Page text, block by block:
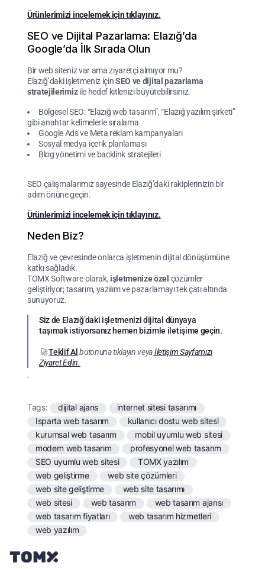
Ürünlerimizi incelemek için tıklayınız.
SEO ve Dijital Pazarlama: Elazığ’da
Google’da İlk Sırada Olun
Bir web siteniz var ama ziyaretçi almıyor mu?
Elazığ’daki işletmeniz içinSEO ve dijital pazarlama
stratejilerimizile hedef kitlenizi büyütebilirsiniz.
Bölgesel SEO: “Elazığ web tasarım”, “Elazığ yazılım şirketi”
gibi anahtar kelimelerle sıralama
Google Ads ve Meta reklam kampanyaları
Sosyal medya içerik planlaması
Blog yönetimi ve backlink stratejileri
SEO çalışmalarımız sayesinde Elazığ’daki rakiplerinizin bir
adım önüne geçin.
Ürünlerimizi incelemek için tıklayınız.
Neden Biz?
Elazığ ve çevresinde onlarca işletmenin dijital dönüşümüne
katkı sağladık.
TOMX Software olarak, işletmenize özel çözümler
geliştiriyor; tasarım, yazılım ve pazarlamayı tek çatı altında
sunuyoruz.
Siz de Elazığ’daki işletmenizi dijital dünyaya
taşımak istiyorsanız hemen bizimle iletişime geçin.
🚀Teklif Al butonuna tıklayın veyaİletişim Sayfamızı
Ziyaret Edin.
Tags: dijital ajans
internet sitesi tasarımı
Isparta web tasarım
kullanıcı dostu web sitesi
kurumsal web tasarım
mobil uyumlu web sitesi
modern web tasarım
profesyonel web tasarım
SEO uyumlu web sitesi
TOMX yazılım
web geliştirme
web site çözümleri
web site geliştirme
web site tasarımı
web sitesi
web tasarım
web tasarım ajansı
web tasarım fiyatları
web tasarım hizmetleri
web yazılım